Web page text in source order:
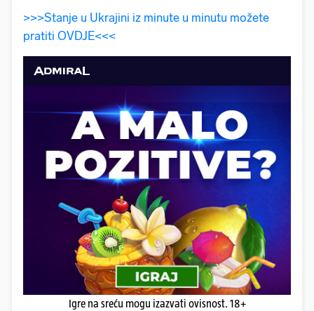
>>>Stanje u Ukrajini iz minute u minutu možete
pratiti OVDJE<<<
Igre na sreću mogu izazvati ovisnost. 18+